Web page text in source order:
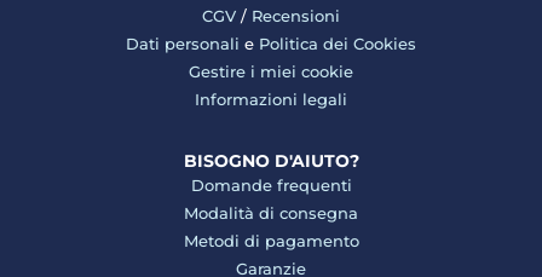
CGV / Recensioni
Dati personali e Politica dei Cookies
Gestire i miei cookie
Informazioni legali
BISOGNO D'AIUTO?
Domande frequenti
Modalità di consegna
Metodi di pagamento
Garanzie